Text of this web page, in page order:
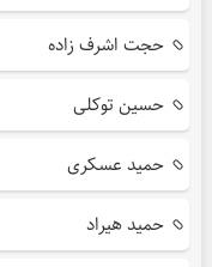
حجت اشرف زاده
حسین توکلی
حمید عسکری
حمید هیراد